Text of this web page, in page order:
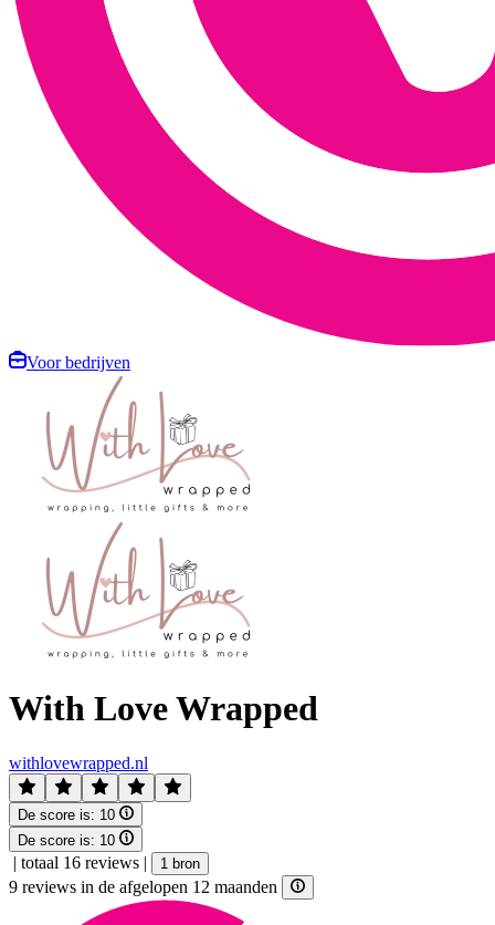
Voor bedrijven
With Love Wrapped
withlovewrapped.nl
De score is: 10
De score is: 10
| totaal 16 reviews | 1 bron
9 reviews in de afgelopen 12 maanden